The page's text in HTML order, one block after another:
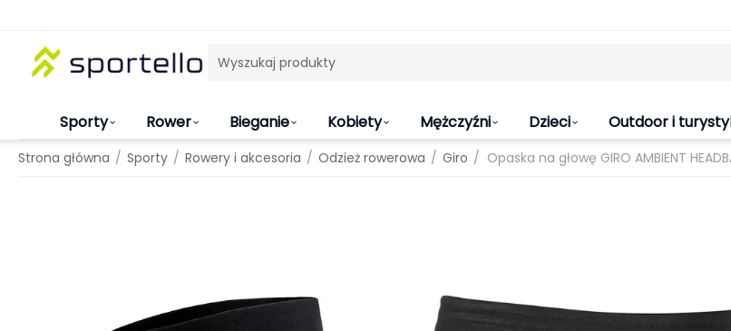
Sporty Rower Bieganie Kobiety Mężczyźni Dzieci Outdoor i
Strona główna / Sporty / Rowery i akcesoria / Odzież rowerowa / Giro / Opaska na głowę GIRO AMBIENT